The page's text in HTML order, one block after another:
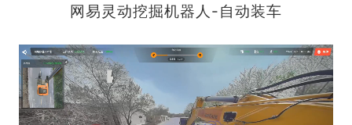
网易灵动挖掘机器人-自动装车